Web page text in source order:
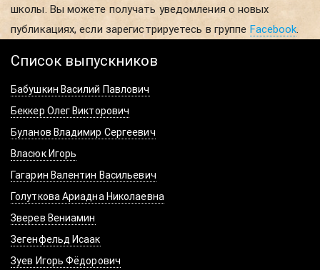
школы. Вы можете получать уведомления о новых
публикациях, если зарегистрируетесь в группе Facebook
Список выпускников
Бабушкин Василий Павлович
Беккер Олег Викторович
Буланов Владимир Сергеевич
Власюк Игорь
Гагарин Валентин Васильевич
Голуткова Ариадна Николаевна
Зверев Вениамин
Зегенфельд Исаак
Зуев Игорь Фёдорович